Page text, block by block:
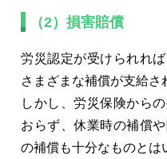
（2）損害賠償
労災認定が受けられれ
さまざまな補償が支給さ
しかし、労災保険から
おらず、休業時の補償
の補償も十分なものとは